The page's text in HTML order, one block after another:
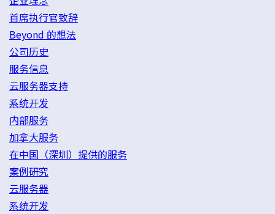
首席执行官致辞
Beyond 的想法
公司历史
服务信息
云服务器支持
系统开发
内部服务
加拿大服务
在中国（深圳）提供的服务
案例研究
云服务器
系统开发